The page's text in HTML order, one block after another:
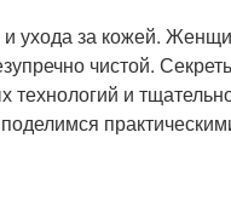
и ухода за кожей.
чистой.
и